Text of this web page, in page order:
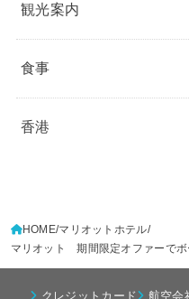
観光案内
食事
香港
HOME マリオットホテル
マリオット 期間限定オファーでボ
クレジットカード 航空会